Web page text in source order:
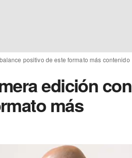
positivo de este formato más contenido
edición con
más